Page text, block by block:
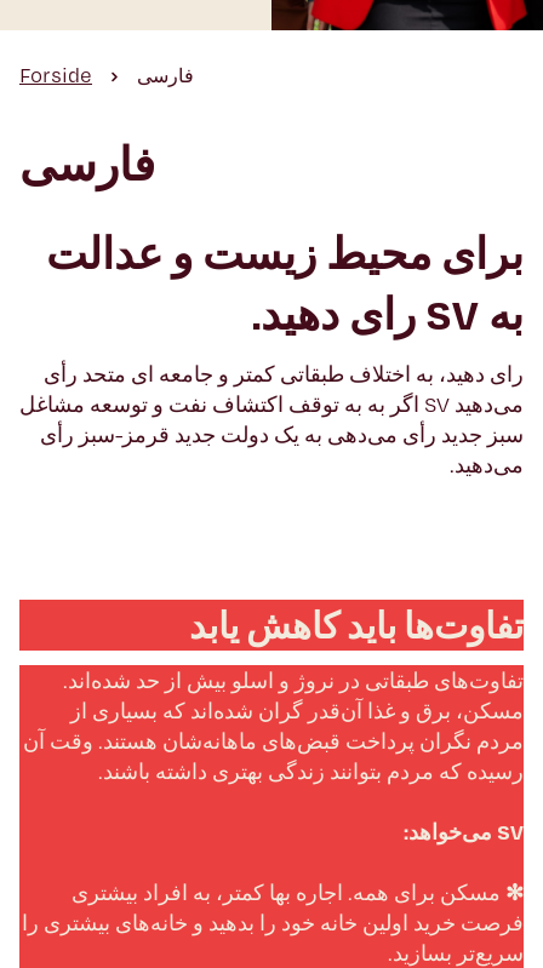
Forside فارسی
فارسی
برای محیط زیست و عدالت
به VS رای دهید.
رای دهید، به اختلاف طبقاتی کمتر و جامعه ای متحد رأی
می‌دهید VS اگر به به توقف اکتشاف نفت و توسعه مشاغل
سبز جدید رأی می‌دهی به یک دولت جدید قرمز-سبز رأی
می‌دهید.
تفاوت‌ها باید کاهش یابد
تفاوت‌های طبقاتی در نروژ و اسلو بیش از حد شده‌اند.
مسکن، برق و غذا آن‌قدر گران شده‌اند که بسیاری از
مردم نگران پرداخت قبض‌های ماهانه‌شان هستند. وقت آن
رسیده که مردم بتوانند زندگی بهتری داشته باشند.
VS می‌خواهد:
✻ مسکن برای همه. اجاره بها کمتر، به افراد بیشتری
فرصت خرید اولین خانه خود را بدهید و خانه‌های بیشتری را
سریع‌تر بسازید.